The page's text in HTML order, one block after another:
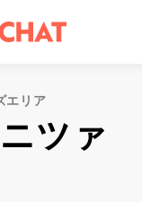
エリア
ツァ